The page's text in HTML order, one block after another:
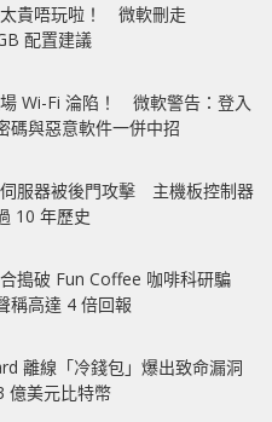
貴唔玩啦！ 微軟刪走
配置建議
Wi-Fi 淪陷！ 微軟警告：登入
碼與惡意軟件一併中招
服器被後門攻擊 主機板控制器
10 年歷史
搗破 Fun Coffee 咖啡科研騙
高達 4 倍回報
離線「冷錢包」爆出致命漏洞
億美元比特幣